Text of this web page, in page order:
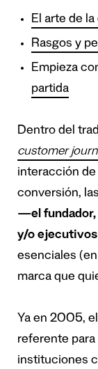
El arte de
Rasgos y
Empieza
partida
Dentro del
customer
interacción de
conversión, las
—el fundador,
y/o
esenciales
marca que
Ya en 2005, el
referente
instituciones